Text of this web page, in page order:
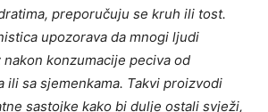
preporučuju se kruh ili tost.
upozorava da mnogi ljudi
nakon konzumacije peciva od
ili sa sjemenkama. Takvi proizvodi
sastojke kako bi dulje ostali svježi,